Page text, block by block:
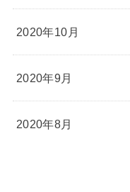
2020年10月
2020年9月
2020年8月